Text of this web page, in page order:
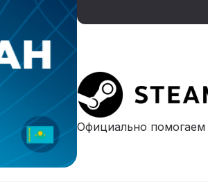
Официально помогаем